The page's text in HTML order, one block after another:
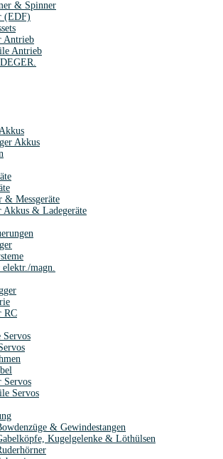
& Spinner
(EDF)
Antrieb
Antrieb
Akkus
& Messgeräte
Akkus & Ladegeräte
elektr./magn.
RC
Servos
Servos
Servos
& Gewindestangen
Kugelgelenke & Löthülsen